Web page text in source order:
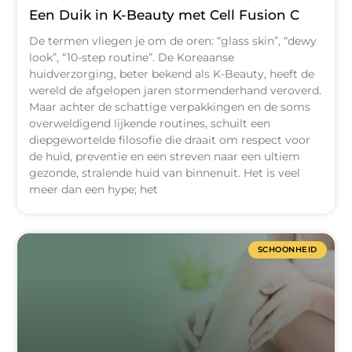
Een Duik in K-Beauty met Cell Fusion C
De termen vliegen je om de oren: “glass skin”, “dewy
look”, “10-step routine”. De Koreaanse
huidverzorging, beter bekend als K-Beauty, heeft de
wereld de afgelopen jaren stormenderhand veroverd.
Maar achter de schattige verpakkingen en de soms
overweldigend lijkende routines, schuilt een
diepgewortelde filosofie die draait om respect voor
de huid, preventie en een streven naar een ultiem
gezonde, stralende huid van binnenuit. Het is veel
meer dan een hype; het
SCHOONHEID